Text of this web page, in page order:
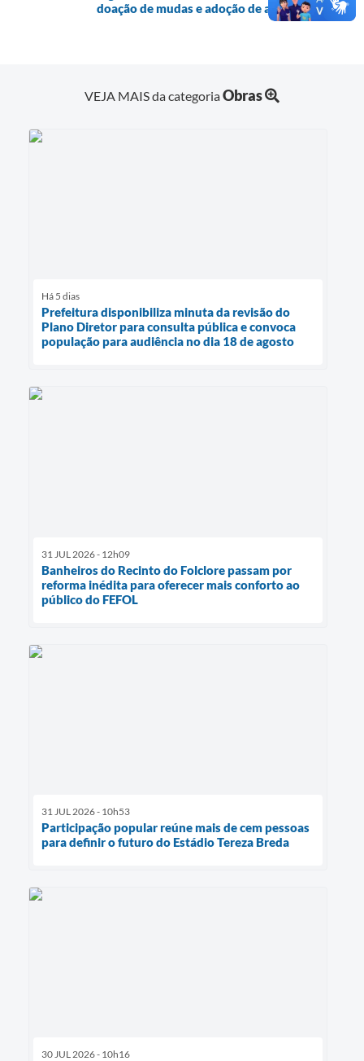
doação de mudas e adoção de animais
VEJA MAIS da categoriaObras
Há 5 dias
Prefeitura disponibiliza minuta da revisão do
Plano Diretor para consulta pública e convoca
população para audiência no dia 18 de agosto
31 JUL 2026 - 12h09
Banheiros do Recinto do Folclore passam por
reforma inédita para oferecer mais conforto ao
público do FEFOL
31 JUL 2026 - 10h53
Participação popular reúne mais de cem pessoas
para definir o futuro do Estádio Tereza Breda
30 JUL 2026 - 10h16